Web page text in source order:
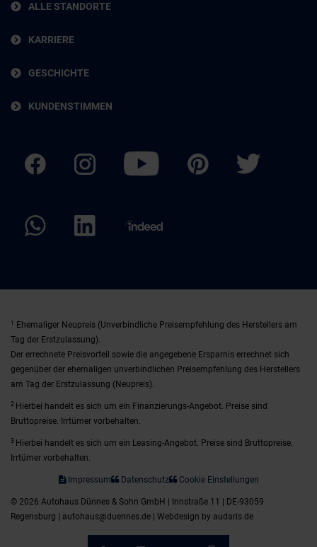
ALLE STANDORTE
KARRIERE
GESCHICHTE
KUNDENSTIMMEN
1
Ehemaliger Neupreis (Unverbindliche Preisempfehlung des Herstellers am
Tag der Erstzulassung).
Der errechnete Preisvorteil sowie die angegebene Ersparnis errechnet sich
gegenüber der ehemaligen unverbindlichen Preisempfehlung des Herstellers
am Tag der Erstzulassung (Neupreis).
2 Hierbei handelt es sich um ein Finanzierungs-Angebot. Preise sind
Bruttopreise. Irrtümer vorbehalten.
3 Hierbei handelt es sich um ein Leasing-Angebot. Preise sind Bruttopreise.
Irrtümer vorbehalten.
Impressum Datenschutz Cookie Einstellungen
© 2026 Autohaus Dünnes & Sohn GmbH | Innstraße 11 | DE-93059
Regensburg | autohaus@duennes.de | Webdesign by audaris.de